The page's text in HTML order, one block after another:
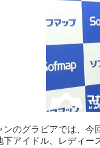
ンのグラビアでは、今
下アイドル、レディー